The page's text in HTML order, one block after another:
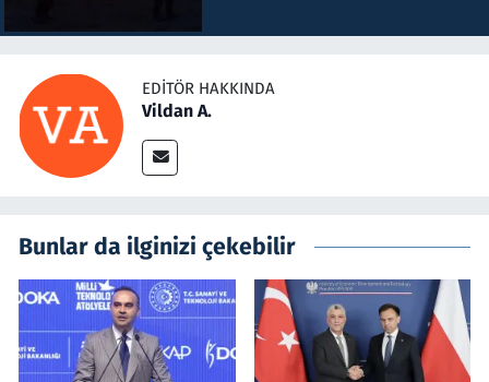
EDITÖR HAKKINDA
Vildan A.
Bunlar da ilginizi çekebilir